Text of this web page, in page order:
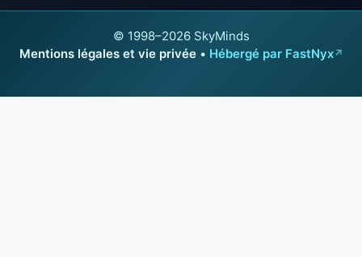
© 1998–2026 SkyMinds
Mentions légales et vie privée • Hébergé par FastNyx